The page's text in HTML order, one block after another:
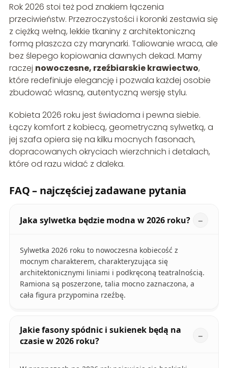
Rok 2026 stoi też pod znakiem łączenia
przeciwieństw. Przezroczystości i koronki zestawia się
z ciężką wełną, lekkie tkaniny z architektoniczną
formą płaszcza czy marynarki. Taliowanie wraca, ale
bez ślepego kopiowania dawnych dekad. Mamy
raczej nowoczesne, rzeźbiarskie krawiectwo,
które redefiniuje elegancję i pozwala każdej osobie
zbudować własną, autentyczną wersję stylu.
Kobieta 2026 roku jest świadoma i pewna siebie.
Łączy komfort z kobiecą, geometryczną sylwetką, a
jej szafa opiera się na kilku mocnych fasonach,
dopracowanych okryciach wierzchnich i detalach,
które od razu widać z daleka.
FAQ – najczęściej zadawane pytania
Jaka sylwetka będzie modna w 2026 roku?
Sylwetka 2026 roku to nowoczesna kobiecość z
mocnym charakterem, charakteryzująca się
architektonicznymi liniami i podkręconą teatralnością.
Ramiona są poszerzone, talia mocno zaznaczona, a
cała figura przypomina rzeźbę.
Jakie fasony spódnic i sukienek będą na
czasie w 2026 roku?